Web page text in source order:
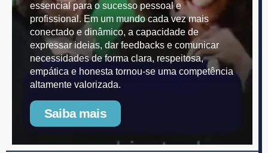
essencial para o sucesso pessoal e
profissional. Em um mundo cada vez mais
conectado e dinâmico, a capacidade de
expressar ideias, dar feedbacks e comunicar
necessidades de forma clara, respeitosa,
empática e honesta tornou-se uma competência
altamente valorizada.
Saiba mais